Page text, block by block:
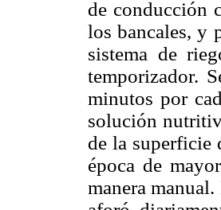
de conducción
los bancales, y
sistema de
temporizador.
minutos por
solución
de la superficie
época de
manera